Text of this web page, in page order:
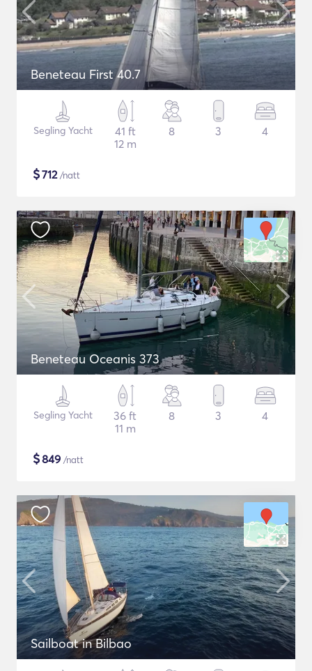
Beneteau First 40.7
Segling Yacht
41 ft
12 m
8 3 4
$712/natt
Beneteau Oceanis 373
Segling Yacht
36 ft
11 m
8 3 4
$849 /natt
Sailboat in Bilbao